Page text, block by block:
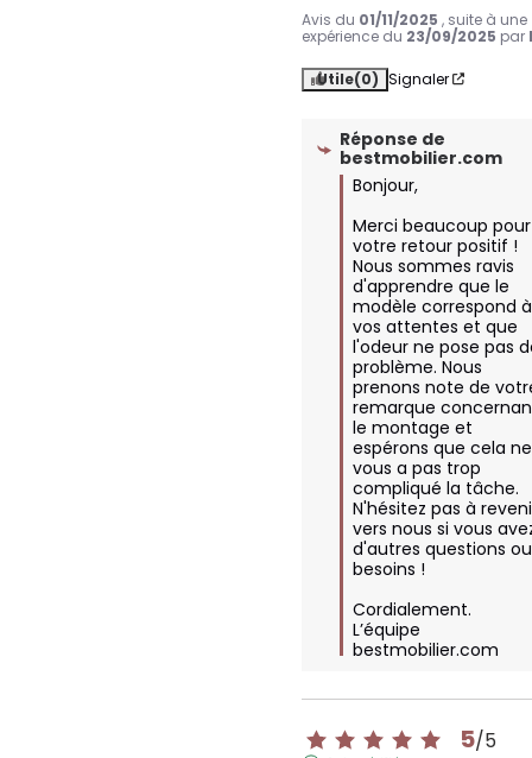
Avis du 01/11/2025 , suite à une
expérience du 23/09/2025 par
Utile(0) Signaler
Réponse de
bestmobilier.com
Bonjour,
Merci beaucoup pour
votre retour positif !
Nous sommes ravis
d'apprendre que le
modèle correspond à
vos attentes et que
l'odeur ne pose pas
problème. Nous
prenons note de
remarque
le montage et
espérons que cela ne
vous a pas trop
compliqué la tâche.
N'hésitez pas à
vers nous si vous
d'autres questions ou
besoins !
Cordialement.
L’équipe
bestmobilier.com
5/5